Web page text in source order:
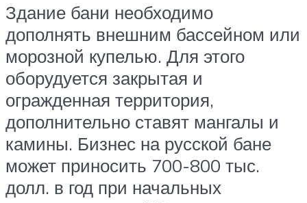
Здание бани необходимо
дополнять внешним бассейном или
морозной купелью. Для этого
оборудуется закрытая и
огражденная территория,
дополнительно ставят мангалы и
камины. Бизнес на русской бане
может приносить 700-800 тыс.
долл. в год при начальных